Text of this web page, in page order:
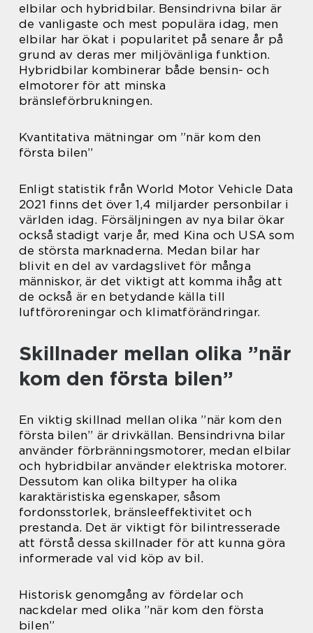
elbilar och hybridbilar. Bensindrivna bilar är
de vanligaste och mest populära idag, men
elbilar har ökat i popularitet på senare år på
grund av deras mer miljövänliga funktion.
Hybridbilar kombinerar både bensin- och
elmotorer för att minska
bränsleförbrukningen.
Kvantitativa mätningar om ”när kom den
första bilen”
Enligt statistik från World Motor Vehicle Data
2021 finns det över 1,4 miljarder personbilar i
världen idag. Försäljningen av nya bilar ökar
också stadigt varje år, med Kina och USA som
de största marknaderna. Medan bilar har
blivit en del av vardagslivet för många
människor, är det viktigt att komma ihåg att
de också är en betydande källa till
luftföroreningar och klimatförändringar.
Skillnader mellan olika ”när
kom den första bilen”
En viktig skillnad mellan olika ”när kom den
första bilen” är drivkällan. Bensindrivna bilar
använder förbränningsmotorer, medan elbilar
och hybridbilar använder elektriska motorer.
Dessutom kan olika biltyper ha olika
karaktäristiska egenskaper, såsom
fordonsstorlek, bränsleeffektivitet och
prestanda. Det är viktigt för bilintresserade
att förstå dessa skillnader för att kunna göra
informerade val vid köp av bil.
Historisk genomgång av fördelar och
nackdelar med olika ”när kom den första
bilen”